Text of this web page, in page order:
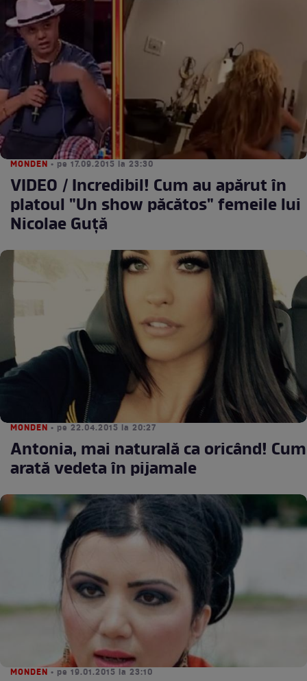
MONDEN • pe 17.09.2015 la 23:30
VIDEO / Incredibil! Cum au apărut în
platoul "Un show păcătos" femeile lui
Nicolae Guţă
MONDEN • pe 22.04.2015 la 20:27
Antonia, mai naturală ca oricând! Cum
arată vedeta în pijamale
MONDEN • pe 19.01.2015 la 23:10